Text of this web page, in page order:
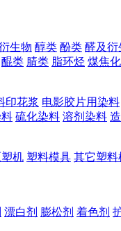
生物 醇类 酚类 醛及衍
醌类 腈类 脂环烃 煤焦
印花浆 电影胶片用染料
硫化染料 溶剂染料
机 塑料模具 其它塑料
漂白剂 膨松剂 着色剂